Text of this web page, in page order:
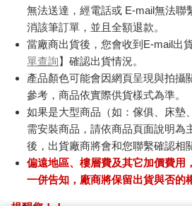
無法送達，經電話或 E-mail無法聯
消該筆訂單，並且全額退款。
當廠商出貨後，您會收到E-mail出
單查詢】確認出貨情況。
產品顏色可能會因網頁呈現與拍攝
參考，商品依實際供貨樣式為準。
如果是大型商品（如：傢俱、床墊
需安裝商品，請依商品頁面說明為
後，出貨廠商將會和您聯繫確認相
偏遠地區、樓層費及其它加價費用
一併告知，廠商將保留出貨與否的